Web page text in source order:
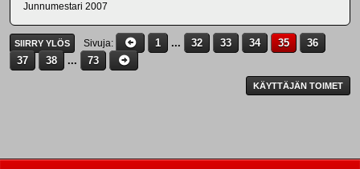
Junnumestari 2007
SIIRRY YLÖS Sivuja 1 ... 32 33 34 35
36
37
38 ... 73
KÄYTTÄJÄN TOIMET